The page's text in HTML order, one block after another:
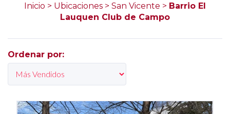
Inicio > Ubicaciones > San Vicente > Barrio El
Lauquen Club de Campo
Ordenar por: